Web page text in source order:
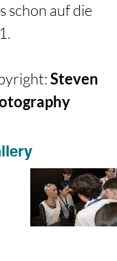
schon auf die
Steven